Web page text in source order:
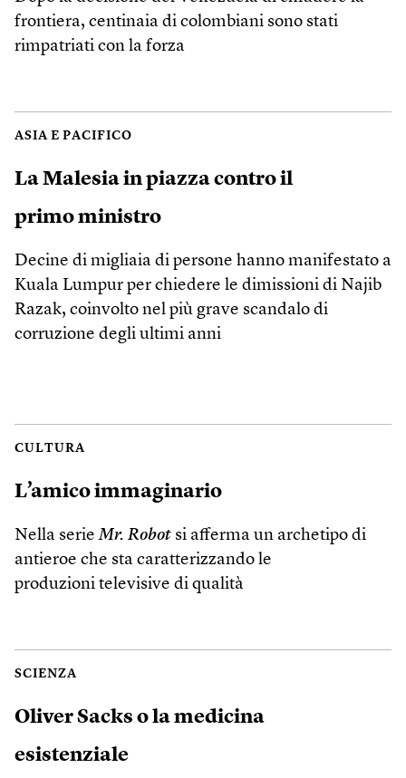
frontiera, centinaia di colombiani sono stati
rimpatriati con la forza
ASIA E PACIFICO
La Malesia in piazza contro il
primo ministro
Decine di migliaia di persone hanno manifestato a
Kuala Lumpur per chiedere le dimissioni di Najib
Razak, coinvolto nel più grave scandalo di
corruzione degli ultimi anni
CULTURA
L’amico immaginario
Nella serieMr. Robot si afferma un archetipo di
antieroe che sta caratterizzando le
produzioni televisive di qualità
SCIENZA
Oliver Sacks o la medicina
esistenziale